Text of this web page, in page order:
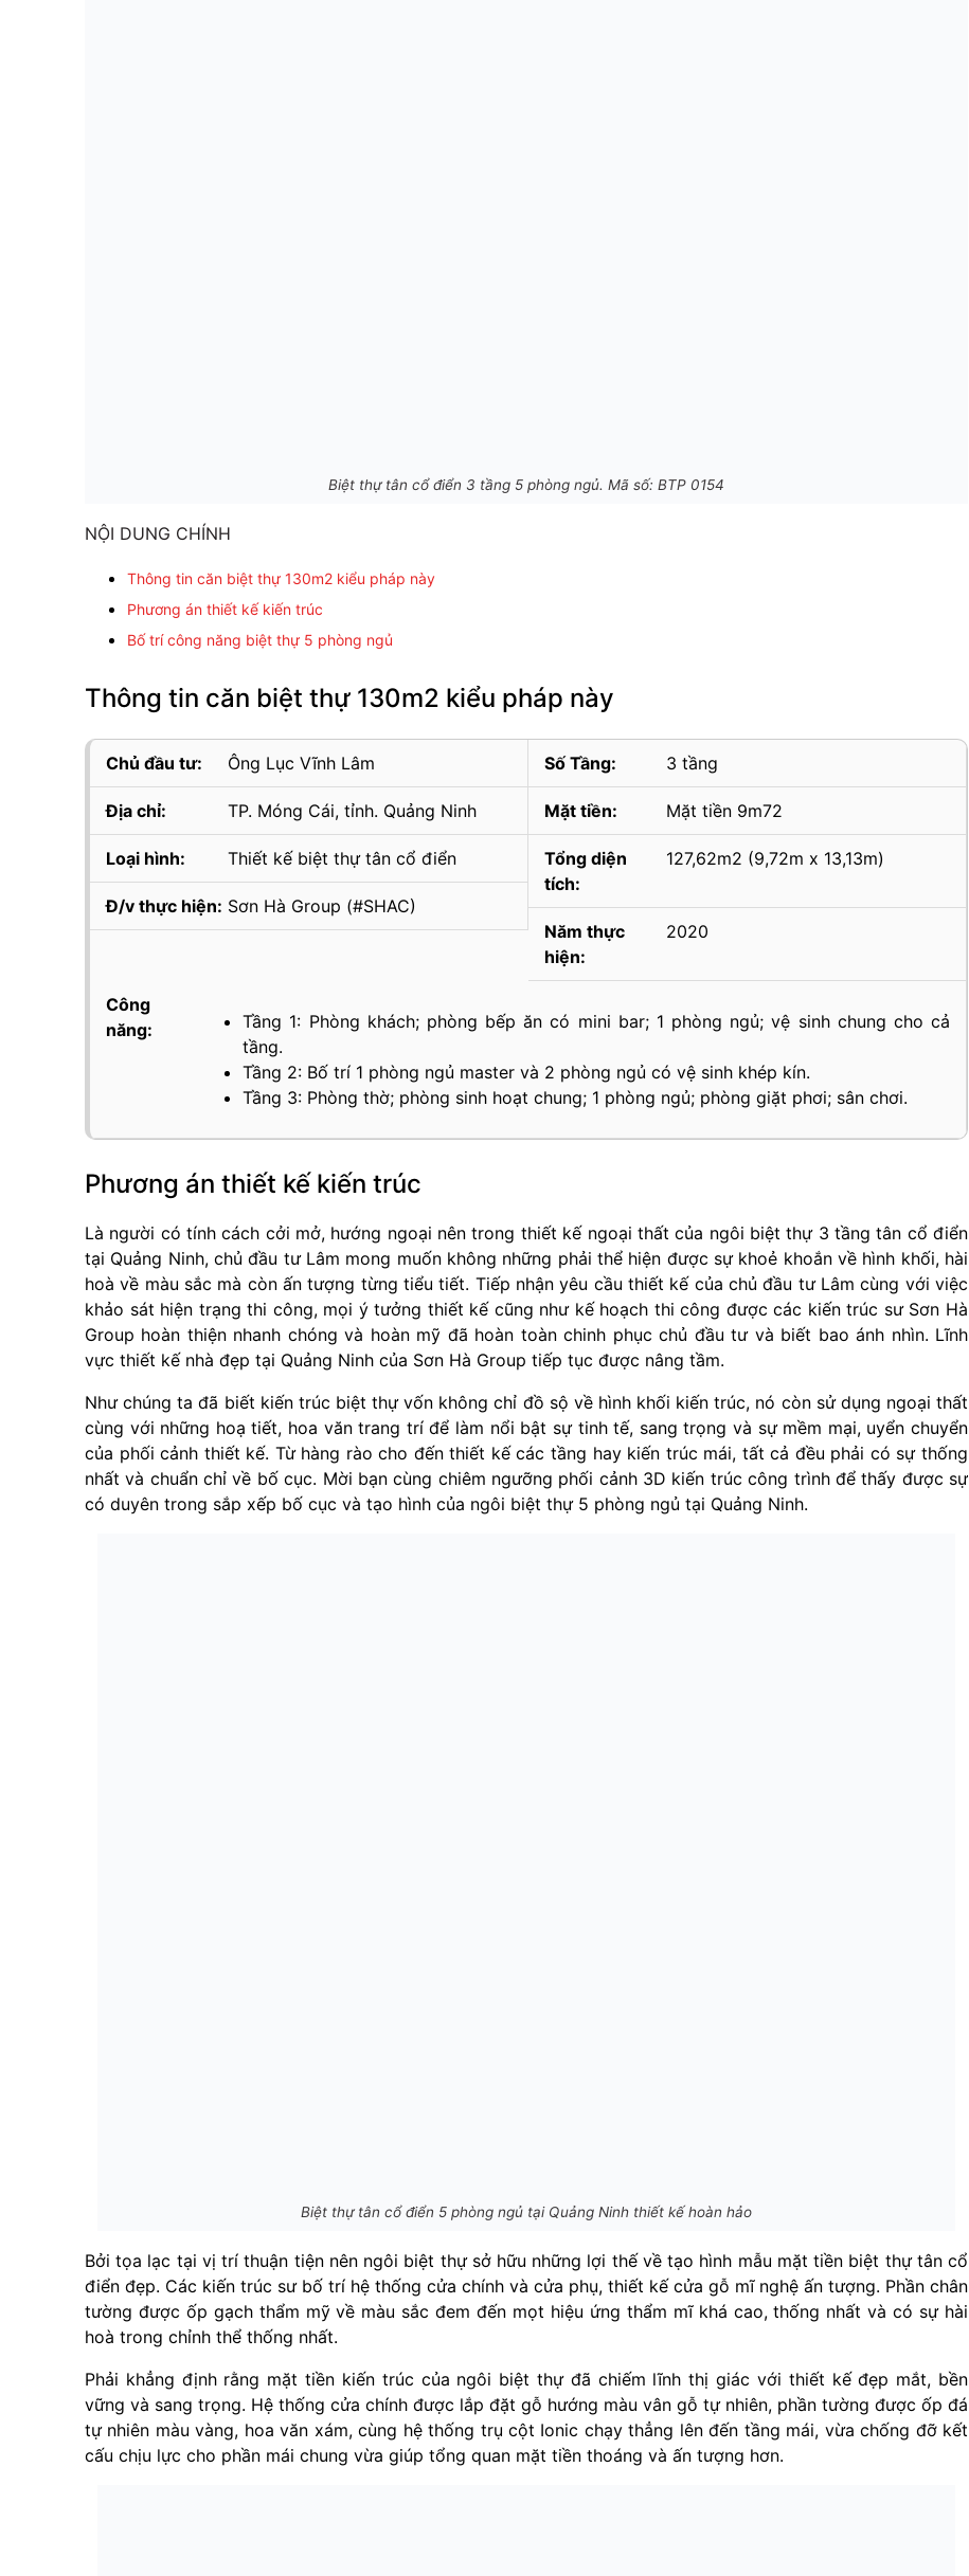
Biệt thự tân cổ điển 3 tầng 5 phòng ngủ. Mã số: BTP 0154
NỘI DUNG CHÍNH
Thông tin căn biệt thự 130m2 kiểu pháp này
Phương án thiết kế kiến trúc
Bố trí công năng biệt thự 5 phòng ngủ
Thông tin căn biệt thự 130m2 kiểu pháp này
Chủ đầu tư: Ông Lục Vĩnh Lâm
Địa chỉ: TP. Móng Cái, tỉnh. Quảng Ninh
Loại hình: Thiết kế biệt thự tân cổ điển
Đ/v thực hiện: Sơn Hà Group (#SHAC)
Số Tầng: 3 tầng
Mặt tiền: Mặt tiền 9m72
Tổng diện
tích:
127,62m2 (9,72m x 13,13m)
Năm thực
hiện:
2020
Công
năng:
Tầng 1: Phòng khách; phòng bếp ăn có mini bar; 1 phòng ngủ; vệ sinh chung cho cả
tầng.
Tầng 2: Bố trí 1 phòng ngủ master và 2 phòng ngủ có vệ sinh khép kín.
Tầng 3: Phòng thờ; phòng sinh hoạt chung; 1 phòng ngủ; phòng giặt phơi; sân chơi.
Phương án thiết kế kiến trúc
Là người có tính cách cởi mở, hướng ngoại nên trong thiết kế ngoại thất của ngôi biệt thự 3 tầng tân cổ điển
tại Quảng Ninh, chủ đầu tư Lâm mong muốn không những phải thể hiện được sự khoẻ khoắn về hình khối, hài
hoà về màu sắc mà còn ấn tượng từng tiểu tiết. Tiếp nhận yêu cầu thiết kế của chủ đầu tư Lâm cùng với việc
khảo sát hiện trạng thi công, mọi ý tưởng thiết kế cũng như kế hoạch thi công được các kiến trúc sư Sơn Hà
Group hoàn thiện nhanh chóng và hoàn mỹ đã hoàn toàn chinh phục chủ đầu tư và biết bao ánh nhìn. Lĩnh
vực thiết kế nhà đẹp tại Quảng Ninh của Sơn Hà Group tiếp tục được nâng tầm.
Như chúng ta đã biết kiến trúc biệt thự vốn không chỉ đồ sộ về hình khối kiến trúc, nó còn sử dụng ngoại thất
cùng với những hoạ tiết, hoa văn trang trí để làm nổi bật sự tinh tế, sang trọng và sự mềm mại, uyển chuyển
của phối cảnh thiết kế. Từ hàng rào cho đến thiết kế các tầng hay kiến trúc mái, tất cả đều phải có sự thống
nhất và chuẩn chỉ về bố cục. Mời bạn cùng chiêm ngưỡng phối cảnh 3D kiến trúc công trình để thấy được sự
có duyên trong sắp xếp bố cục và tạo hình của ngôi biệt thự 5 phòng ngủ tại Quảng Ninh.
Biệt thự tân cổ điển 5 phòng ngủ tại Quảng Ninh thiết kế hoàn hảo
Bởi tọa lạc tại vị trí thuận tiện nên ngôi biệt thự sở hữu những lợi thế về tạo hình mẫu mặt tiền biệt thự tân cổ
điển đẹp. Các kiến trúc sư bố trí hệ thống cửa chính và cửa phụ, thiết kế cửa gỗ mĩ nghệ ấn tượng. Phần chân
tường được ốp gạch thẩm mỹ về màu sắc đem đến mọt hiệu ứng thẩm mĩ khá cao, thống nhất và có sự hài
hoà trong chỉnh thể thống nhất.
Phải khẳng định rằng mặt tiền kiến trúc của ngôi biệt thự đã chiếm lĩnh thị giác với thiết kế đẹp mắt, bền
vững và sang trọng. Hệ thống cửa chính được lắp đặt gỗ hướng màu vân gỗ tự nhiên, phần tường được ốp đá
tự nhiên màu vàng, hoa văn xám, cùng hệ thống trụ cột Ionic chạy thẳng lên đến tầng mái, vừa chống đỡ kết
cấu chịu lực cho phần mái chung vừa giúp tổng quan mặt tiền thoáng và ấn tượng hơn.